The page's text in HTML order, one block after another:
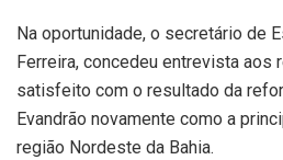
Na oportunidade, o secretário de
Ferreira, concedeu entrevista aos
satisfeito com o resultado da
Evandrão novamente como a
região Nordeste da Bahia.